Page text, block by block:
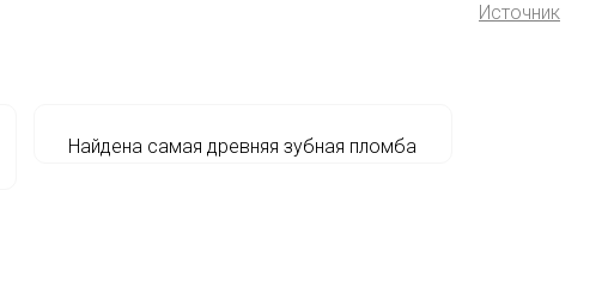
Источник
Найдена самая древняя зубная пломба